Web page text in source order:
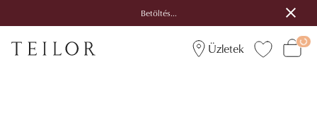
Betöltés...
Üzletek